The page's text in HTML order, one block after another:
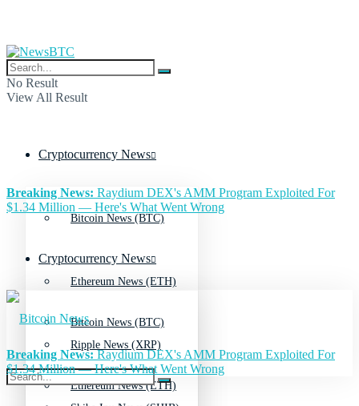
No Result
View All Result
Cryptocurrency News
Bitcoin News (BTC)
Ethereum News (ETH)
Ripple News (XRP)
Breaking News: Raydium DEX's AMM Program Exploited For
$1.34 Million — Here's What Went Wrong
Cryptocurrency News
Bitcoin News (BTC)
Ethereum News (ETH)
Breaking News:Raydium DEX's AMM Program Exploited For
$1.34 Million — Here's What Went Wrong